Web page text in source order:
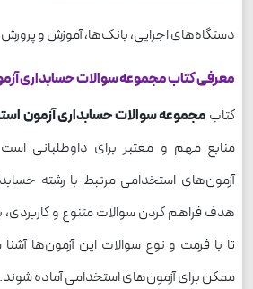
دستگاه‌های اجرایی، بانک‌ها‌‌‌، آموزش و
معرفی کتاب مجموعه سوالات حسابداری
کتاب مجموعه سوالات حسابداری آزمون
منابع مهم و معتبر برای داوطلبانی
آزمون‌های استخدامی مرتبط با رشته
هدف فراهم کردن سوالات متنوع و
تا با فرمت و نوع سوالات این آزمون‌ها
ممکن برای آزمون‌های استخدامی آماده شوند.